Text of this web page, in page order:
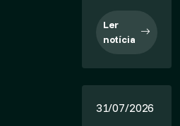
Ler
notícia
31/07/2026